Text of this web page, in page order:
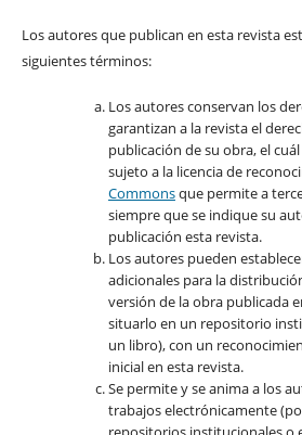
Los autores que publican en esta revista
siguientes términos:
Los autores conservan los
garantizan a la revista el
publicación de su obra, el
sujeto a la licencia de
Commonsque permite a
siempre que se indique su
publicación esta revista.
Los autores pueden
adicionales para la
versión de la obra publicada
situarlo en un repositorio
un libro), con un
inicial en esta revista.
Se permite y se anima a los
trabajos electrónicamente